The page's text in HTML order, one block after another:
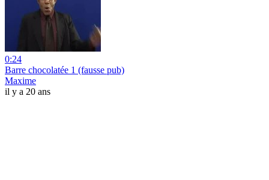
0:24
Barre chocolatée 1 (fausse pub)
Maxime
il y a 20 ans